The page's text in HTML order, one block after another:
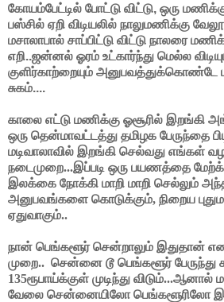
கோயம்பேட்டில் போட்டு விட்டு, ஒரு
பஸ்சில் ஏறி விடியலில் நாலுமணிக்கு
மசாலாபால் சாப்பிட்டு விட்டு நாலரை
எறி..ஜன்னல் ஓரம் உட்கார்ந்து மெல்ல
குளிர்காற்றையும் அனுபவத்துக்கொண்டே
சுகம்....
காலை எட்டு மணிக்கு ஓசூரில் இறங்கி
ஒரு தென்மாவட்டத்து தமிழக பேருந்தை
மடிவாலாவில் இறங்கி செல்வது எங்கள்
நடைமுறை...இப்படி ஒரு பயணத்தை
இலக்கை நோக்கி மாறி மாறி செல்லும்
அனுபவங்களை கொடுக்கும், நிறைய
ஏதுவாகும்..
நான் பெங்களூர் சென்றாலும் இதுதான்
முறை.. சென்னை டூ பெங்களூர்
135ரூபாய்க்குள் முடிந்து விடும்...ஆனால்
வேலை சென்னையிலோ பெங்களூரிலோ